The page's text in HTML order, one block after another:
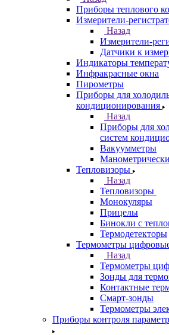
Приборы теплового
Измерители-
Назад
Измерители-
Датчики к
Индикаторы
Инфракрасные окна
Пирометры
Приборы для
кондиционирования
Назад
Приборы для
систем
Вакуумметры
Тепловизоры
Назад
Тепловизоры
Монокуляры
Прицелы
Бинокли с
Термодетекторы
Термометры
Назад
Термометры
Зонды для
Контактные
Смарт-зонды
Термометры
Приборы контроля